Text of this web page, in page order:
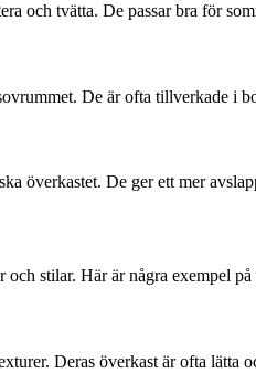
och tvätta. De passar bra för
De är ofta tillverkade i
överkastet. De ger ett mer
stilar. Här är några exempel
Deras överkast är ofta lätta